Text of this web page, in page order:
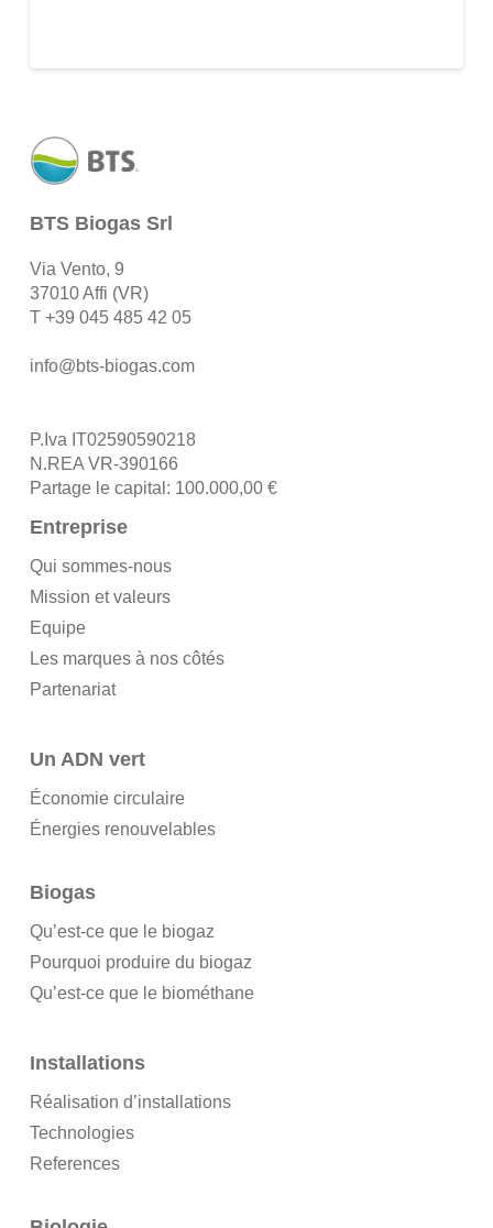
BTS Biogas Srl
Via Vento, 9
37010 Affi (VR)
T +39 045 485 42 05
info@bts-biogas.com
P.Iva IT02590590218
N.REA VR-390166
Partage le capital: 100.000,00 €
Entreprise
Qui sommes-nous
Mission et valeurs
Equipe
Les marques à nos côtés
Partenariat
Un ADN vert
Économie circulaire
Énergies renouvelables
Biogas
Qu’est-ce que le biogaz
Pourquoi produire du biogaz
Qu’est-ce que le biométhane
Installations
Réalisation d’installations
Technologies
References